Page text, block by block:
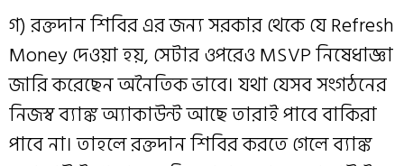
গ) রক্তদান শিবির এর জন্য সরকার থেকে যে Refresh
Money দেওয়া হয়, সেটার ওপরেও MSVP নিষেধাজ্ঞা
জারি করেছেন অনৈতিক ভাবে। যথা যেসব সংগঠনের
নিজস্ব ব্যাঙ্ক অ্যাকাউন্ট আছে তারাই পাবে বাকিরা
পাবে না। তাহলে রক্তদান শিবির করতে গেলে ব্যাঙ্ক